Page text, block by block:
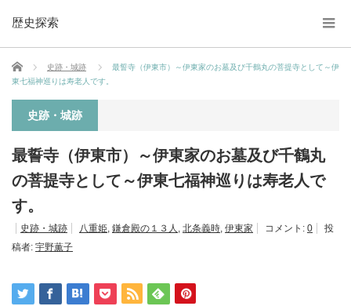
歴史探索
ホーム 史跡・城跡
最誓寺（伊東市）～伊東家のお墓及び千鶴丸の菩提寺として～伊
東七福神巡りは寿老人です。
史跡・城跡
最誓寺（伊東市）～伊東家のお墓及び千鶴丸
の菩提寺として～伊東七福神巡りは寿老人で
す。
史跡・城跡 八重姫, 鎌倉殿の１３人 , 北条義時, 伊東家 コメント: 0
投
稿者: 宇野薫子